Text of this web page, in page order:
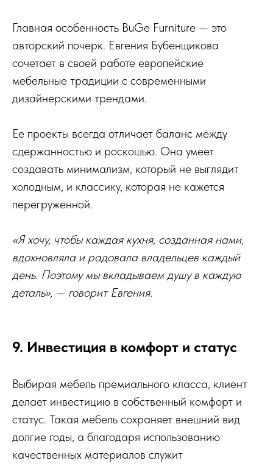
Главная особенность BuGe Furniture — это
авторский почерк. Евгения Бубенщикова
сочетает в своей работе европейские
мебельные традиции с современными
дизайнерскими трендами.
Ее проекты всегда отличает баланс между
сдержанностью и роскошью. Она умеет
создавать минимализм, который не выглядит
холодным, и классику, которая не кажется
перегруженной.
«Я хочу, чтобы каждая кухня, созданная нами,
вдохновляла и радовала владельцев каждый
день. Поэтому мы вкладываем душу в каждую
деталь», — говорит Евгения.
9. Инвестиция в комфорт и статус
Выбирая мебель премиального класса, клиент
делает инвестицию в собственный комфорт и
статус. Такая мебель сохраняет внешний вид
долгие годы, а благодаря использованию
качественных материалов служит